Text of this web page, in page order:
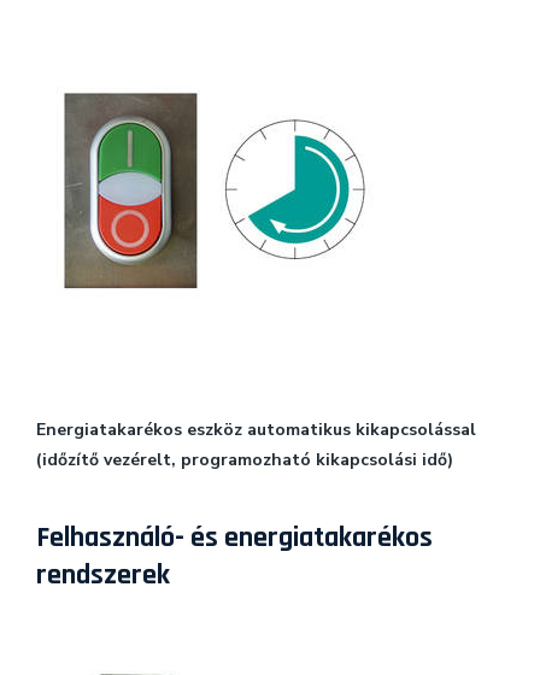
Energiatakarékos eszköz automatikus kikapcsolással
(időzítő vezérelt, programozható kikapcsolási idő)
Felhasználó- és energiatakarékos
rendszerek